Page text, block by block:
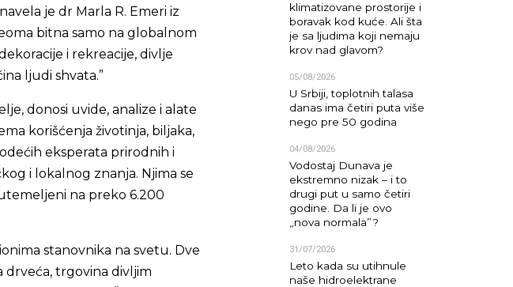
je dr Marla R. Emeri iz
bitna samo na globalnom
i rekreacije, divlje
ljudi shvata.”
donosi uvide, analize i alate
korišćenja životinja, biljaka,
eksperata prirodnih i
i lokalnog znanja. Njima se
na preko 6.200
stanovnika na svetu. Dve
trgovina divljim
klimatizovane prostorije i
boravak kod kuće. Ali šta
je sa ljudima koji nemaju
krov nad glavom?
05/08/2026
U Srbiji, toplotnih talasa
danas ima četiri puta više
nego pre 50 godina
04/08/2026
Vodostaj Dunava je
ekstremno nizak – i to
drugi put u samo četiri
godine. Da li je ovo
„nova normala”?
31/07/2026
Leto kada su utihnule
naše hidroelektrane